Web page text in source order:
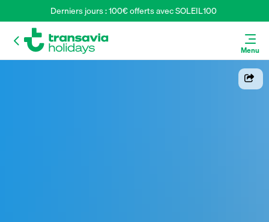
Derniers jours : 100€ offerts avec SOLEIL100
Menu